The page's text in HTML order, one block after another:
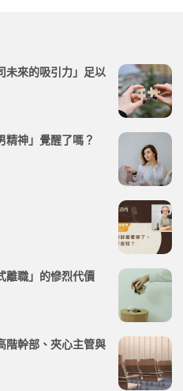
未來的吸引力」足以
精神」覺醒了嗎？
離職」的慘烈代價
階幹部、夾心主管與